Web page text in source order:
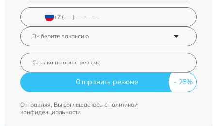
Отправить резюме
Отправляя, Вы соглашаетесь с политикой
конфиденциальности